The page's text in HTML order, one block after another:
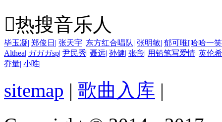
热搜音乐人
毕玉凝| 郑俊日 | 张天宇| 东方红合唱队| 张明敏| 郁可唯[哈哈一
Althea| ガガガsp| 尹民秀| 聂远| 孙健| 张帝| 用铅笔写爱情| 英伦希
乔量| 小唯|
sitemap | 歌曲入库 |